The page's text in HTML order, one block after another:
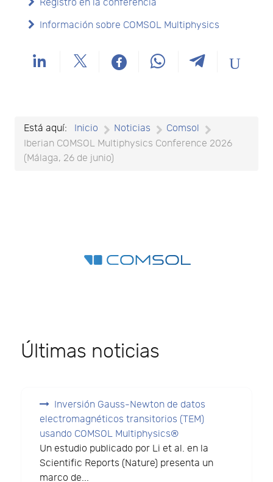
Registro en la conferencia
Información sobre COMSOL Multiphysics
Está aquí: Inicio Noticias
Comsol
Iberian COMSOL Multiphysics Conference 2026
(Málaga, 26 de junio)
Últimas noticias
Inversión Gauss-Newton de datos
electromagnéticos transitorios (TEM)
usando COMSOL Multiphysics®
Un estudio publicado por Li et al. en la
Scientific Reports (Nature) presenta un
marco de...